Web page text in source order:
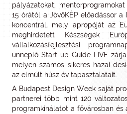
pályázatokat,
15 órától a JövőKÉP előadássor a
koncentrál, mely apropóját az
meghirdetett Készségek
vállalkozásfejlesztési
ünneplő Start up Guide LIVE
melyen számos sikeres hazai
az elmúlt húsz év tapasztalatait.
A Budapest Design Week saját
partnerei több mint 120
programkínálatot a fővárosban és